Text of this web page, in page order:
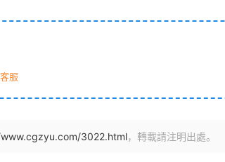
服
3022.html，轉載請注明出處。